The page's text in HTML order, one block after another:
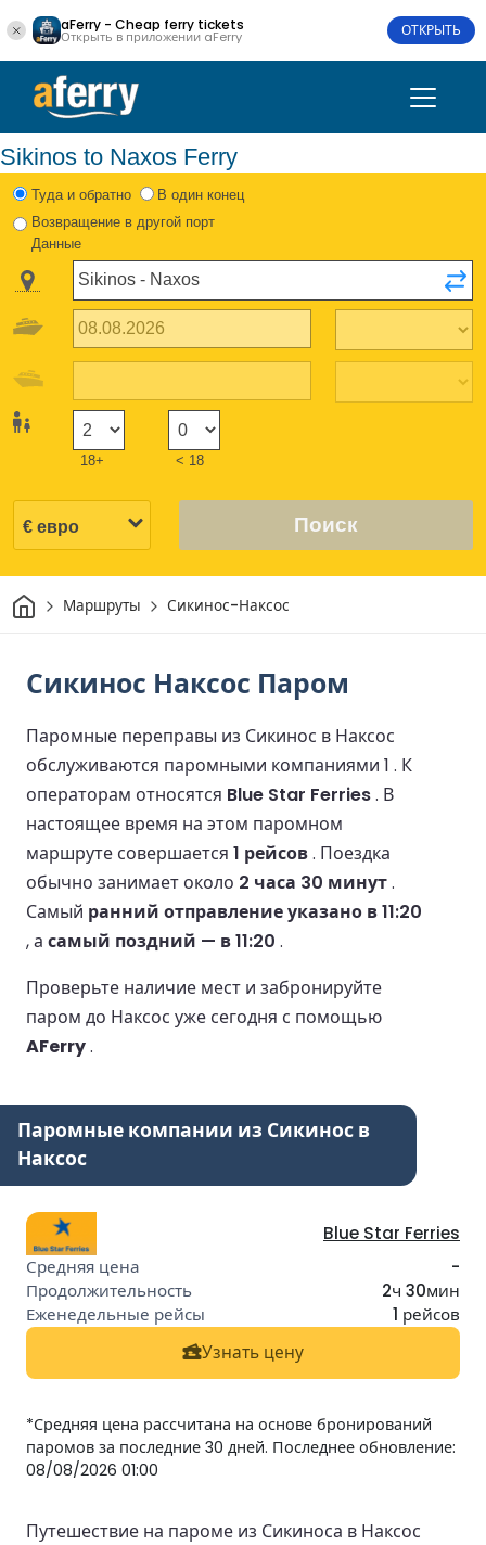
aFerry - Cheap ferry tickets
Открыть в приложении aFerry ОТКРЫТЬ
Sikinos to Naxos Ferry
Туда и обратно
В один конец
Возвращение в другой порт
Данные
18+ < 18
Поиск
ДомМаршруты Сикинос-Наксос
Сикинос Наксос Паром
Паромные переправы из Сикинос в Наксос
обслуживаются паромными компаниями 1 . К
операторам относятся Blue Star Ferries. В
настоящее время на этом паромном
маршруте совершается 1 рейсов. Поездка
обычно занимает около 2 часа 30 минут.
Самый ранний отправление указано в 11:20
, а самый поздний — в 11:20 .
Проверьте наличие мест и забронируйте
паром до Наксос уже сегодня с помощью
AFerry.
Паромные компании из Сикинос в
Наксос
Blue Star Ferries
-
2ч 30мин
1 рейсов
Узнать цену
*Средняя цена рассчитана на основе бронирований
паромов за последние 30 дней. Последнее обновление:
08/08/2026 01:00
Путешествие на пароме из Сикиноса в Наксос